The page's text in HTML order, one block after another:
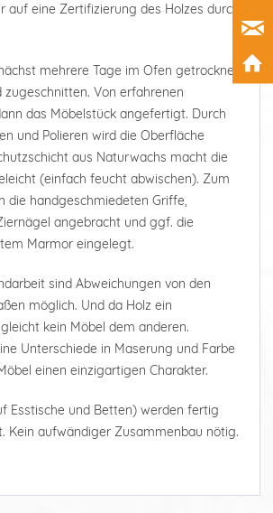
auf eine Zertifizierung des Holzes durch
mehrere Tage im Ofen getrocknet
zugeschnitten. Von erfahrenen
das Möbelstück angefertigt. Durch
und Polieren wird die Oberfläche
aus Naturwachs macht die
(einfach feucht abwischen). Zum
die handgeschmiedeten Griffe,
angebracht und ggf. die
Marmor eingelegt.
sind Abweichungen von den
möglich. Und da Holz ein
kein Möbel dem anderen.
Unterschiede in Maserung und Farbe
einen einzigartigen Charakter.
Esstische und Betten) werden fertig
Kein aufwändiger Zusammenbau nötig.